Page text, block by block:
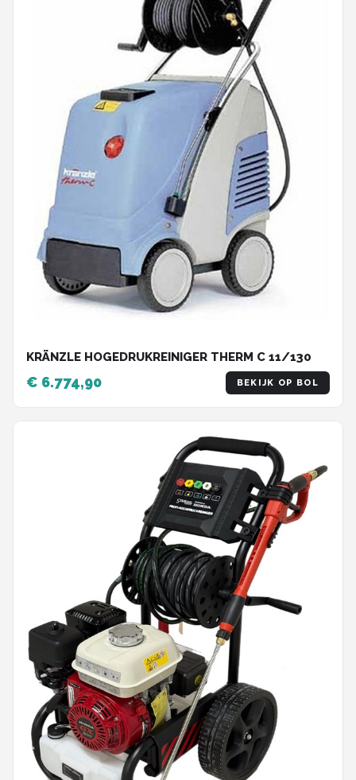
KRÄNZLE HOGEDRUKREINIGER THERM C 11/130
€ 6.774,90 BEKIJK OP BOL